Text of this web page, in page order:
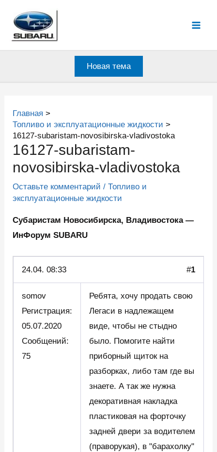
содержимому
Новая тема
Главная
Топливо и эксплуатационные жидкости
16127-subaristam-novosibirska-vladivostoka
16127-subaristam-
novosibirska-vladivostoka
Оставьте комментарий /Топливо и
эксплуатационные жидкости
Субаристам Новосибирска, Владивостока —
ИнФорум SUBARU
24.04. 08:33 #1
somov
Регистрация:
05.07.2020
Сообщений:
75
Ребята, хочу продать свою
Легаси в надлежащем
виде, чтобы не стыдно
было. Помогите найти
приборный щиток на
разборках, либо там где вы
знаете. А так же нужна
декоративная накладка
пластиковая на форточку
задней двери за водителем
(праворукая), в "барахолку"